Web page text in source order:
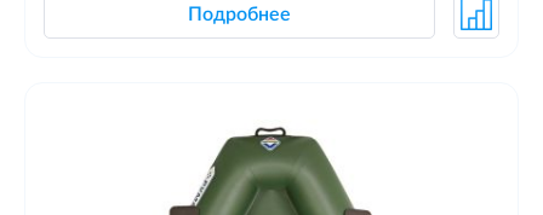
Подробнее